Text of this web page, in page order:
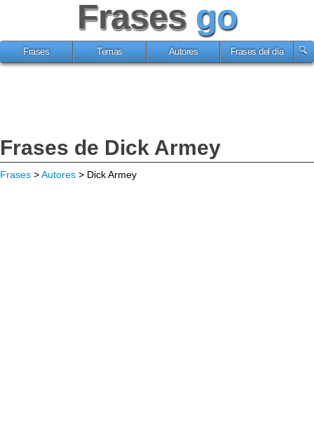
Frases go
Frases Temas Autores Frases del día
Frases de Dick Armey
Frases >Autores > Dick Armey